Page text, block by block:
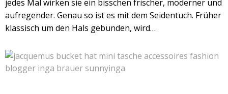
jedes Mal wirken sie ein bisschen frischer, moderner und
aufregender. Genau so ist es mit dem Seidentuch. Früher
klassisch um den Hals gebunden, wird…